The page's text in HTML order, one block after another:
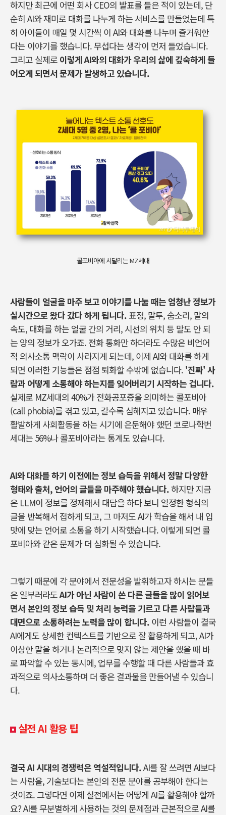
하지만 최근에 어떤 회사CEO의 발표를 들은 적이 있는데, 단
순히 AI와 재미로 대화를 나누게 하는 서비스를 만들었는데 특
히 아이들이 매일 몇 시간씩 이 AI와 대화를 나누며 즐거워한
다는 이야기를 했습니다.무섭다는 생각이 먼저 들었습니다.
그리고 실제로 이렇게AI와의 대화가 우리의 삶에 깊숙하게 들
어오게 되면서 문제가 발생하고 있습니다.
콜포비아에 시달리는 MZ세대
사람들이 얼굴을 마주 보고 이야기를 나눌 때는 엄청난 정보가
실시간으로 왔다 갔다 하게 됩니다.표정, 말투,숨소리, 말의
속도, 대화를 하는 얼굴 간의 거리, 시선의 위치 등 말도 안 되
는 양의 정보가 오가죠. 전화 통화만 하더라도 수많은 비언어
적 의사소통 맥락이 사라지게 되는데, 이제 AI와 대화를 하게
되면 이러한 기능들은 점점 퇴화할 수밖에 없습니다. '진짜' 사
람과 어떻게 소통해야 하는지를 잊어버리기 시작하는 겁니다.
실제로 MZ세대의 40%가 전화공포증을 의미하는 콜포비아
(call phobia)를 겪고 있고, 갈수록 심해지고 있습니다. 매우
활발하게 사회활동을 하는 시기에 은둔해야 했던 코로나학번
세대는 56%나 콜포비아라는 통계도 있습니다.
AI와 대화를 하기 이전에는 정보 습득을 위해서 정말 다양한
형태와 출처, 언어의 글들을 마주해야 했습니다.하지만 지금
은 LLM이 정보를 정제해서 대답을 하다 보니 일정한 형식의
글을 반복해서 접하게 되고, 그 마저도AI가 학습을 해서 내 입
맛에 맞는 언어로 소통을 하기 시작했습니다. 이렇게 되면 콜
포비아와 같은 문제가 더 심화될 수 있습니다.
그렇기 때문에 각 분야에서 전문성을 발휘하고자 하시는 분들
은 일부러라도AI가 아닌 사람이 쓴 다른 글들을 많이 읽어보
면서 본인의 정보 습득 및 처리 능력을 기르고 다른 사람들과
대면으로 소통하려는 노력을 많이 합니다. 이런 사람들이 결국
AI에게도 상세한 컨텍스트를 기반으로 잘 활용하게 되고, AI가
이상한 말을 하거나 논리적으로 맞지 않는 제안을 했을 때 바
로 파악할 수 있는 동시에, 업무를 수행할 때 다른 사람들과 효
과적으로 의사소통하며 더 좋은 결과물을 만들어낼 수 있습니
다.
실전 AI 활용 팁
결국AI시대의 경쟁력은 역설적입니다.AI를 잘 쓰려면 AI보다
는 사람을, 기술보다는 본인의 전문 분야를 공부해야 한다는
것이죠. 그렇다면 이제 실전에서는 어떻게 AI를 활용해야 할까
요? AI를 무분별하게 사용하는 것의 문제점과 근본적으로AI를